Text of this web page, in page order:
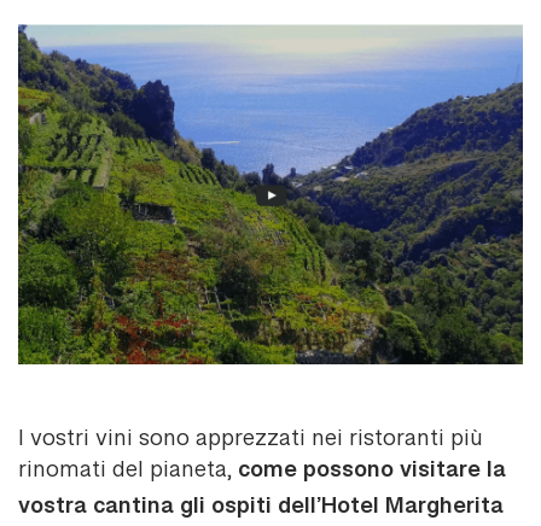
I vostri vini sono apprezzati nei ristoranti più
rinomati del pianeta, come possono visitare la
vostra cantina gli ospiti dell’Hotel Margherita